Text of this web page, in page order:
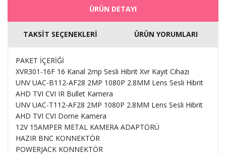
ÜRÜN DETAYI
TAKSİT SEÇENEKLERİ ÜRÜN YORUMLARI
PAKET İÇERİĞİ
XVR301-16F 16 Kanal 2mp Sesli Hibrit Xvr Kayıt Cihazı
UNV UAC-B112-AF28 2MP 1080P 2.8MM Lens Sesli Hibrit
AHD TVI CVI IR Bullet Kamera
UNV UAC-T112-AF28 2MP 1080P 2.8MM Lens Sesli Hibrit
AHD TVI CVI Dome Kamera
12V 15AMPER METAL KAMERA ADAPTÖRÜ
HAZIR BNC KONNEKTÖR
POWERJACK KONNEKTÖR